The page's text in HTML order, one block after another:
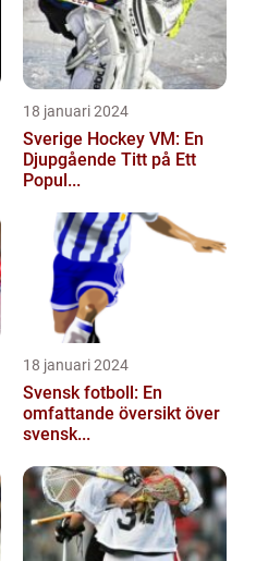
18 januari 2024
Sverige Hockey VM: En
Djupgående Titt på Ett
Popul...
18 januari 2024
Svensk fotboll: En
omfattande översikt över
svensk...